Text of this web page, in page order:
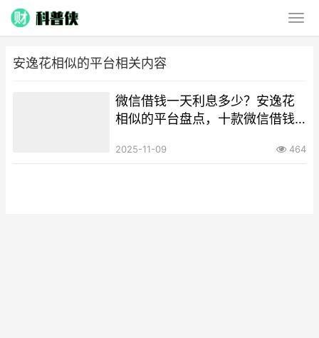
安逸花相似的平台相关内容
微信借钱一天利息多少？安逸花
相似的平台盘点，十款微信借钱
2025-11-09 464